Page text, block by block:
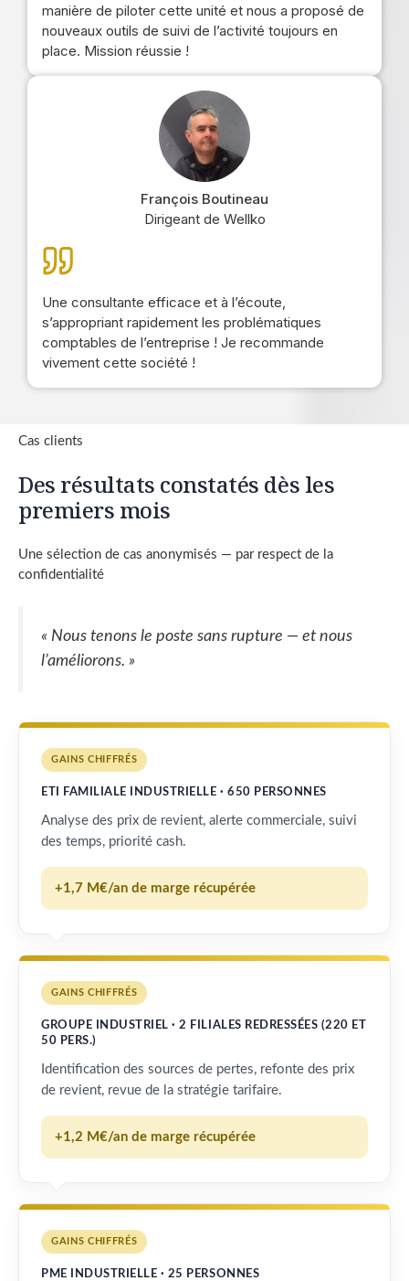
manière de piloter cette unité et nous a proposé de
nouveaux outils de suivi de l’activité toujours en
place. Mission réussie !
François Boutineau
Dirigeant de Wellko
Une consultante efficace et à l’écoute,
s’appropriant rapidement les problématiques
comptables de l’entreprise ! Je recommande
vivement cette société !
Cas clients
Des résultats constatés dès les
premiers mois
Une sélection de cas anonymisés — par respect de la
confidentialité
« Nous tenons le poste sans rupture — et nous
l’améliorons. »
GAINS CHIFFRÉS
ETI FAMILIALE INDUSTRIELLE · 650 PERSONNES
Analyse des prix de revient, alerte commerciale, suivi
des temps, priorité cash.
+1,7 M€/an de marge récupérée
GAINS CHIFFRÉS
GROUPE INDUSTRIEL · 2 FILIALES REDRESSÉES (220 ET
50 PERS.)
Identification des sources de pertes, refonte des prix
de revient, revue de la stratégie tarifaire.
+1,2 M€/an de marge récupérée
GAINS CHIFFRÉS
PME INDUSTRIELLE · 25 PERSONNES